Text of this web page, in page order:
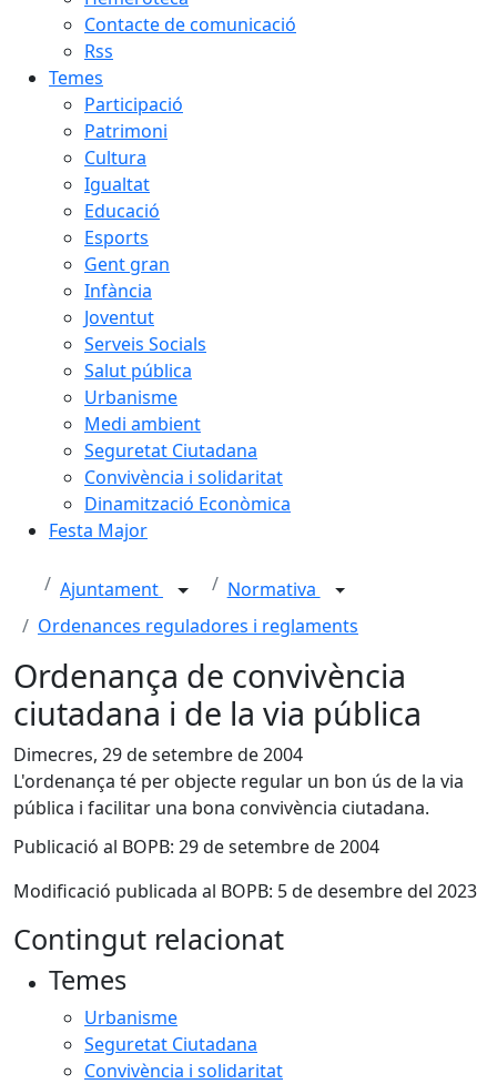
Contacte de comunicació
Rss
Temes
Participació
Patrimoni
Cultura
Igualtat
Educació
Esports
Gent gran
Infància
Joventut
Serveis Socials
Salut pública
Urbanisme
Medi ambient
Seguretat Ciutadana
Convivència i solidaritat
Dinamització Econòmica
Festa Major
Ajuntament
Normativa
Ordenances reguladores i reglaments
Ordenança de convivència
ciutadana i de la via pública
Dimecres, 29 de setembre de 2004
L'ordenança té per objecte regular un bon ús de la via
pública i facilitar una bona convivència ciutadana.
Publicació al BOPB: 29 de setembre de 2004
Modificació publicada al BOPB: 5 de desembre del 2023
Contingut relacionat
Temes
Urbanisme
Seguretat Ciutadana
Convivència i solidaritat